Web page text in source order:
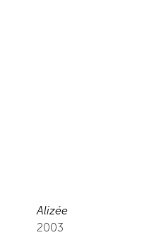
Alizée
2003